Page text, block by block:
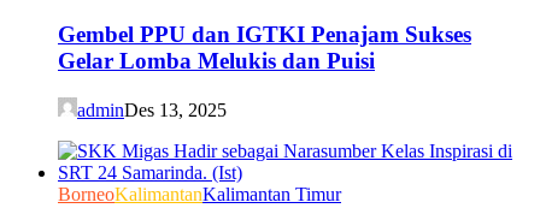
Gembel PPU dan IGTKI Penajam Sukses
Gelar Lomba Melukis dan Puisi
adminDes 13, 2025
BorneoKalimantanKalimantan Timur